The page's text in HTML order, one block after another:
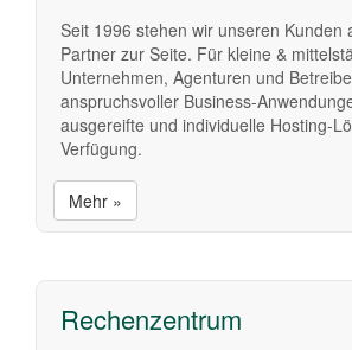
Seit 1996 stehen wir unseren Kunden
Partner zur Seite. Für kleine &
Unternehmen, Agenturen und
anspruchsvoller Business-
ausgereifte und individuelle Hosting-
Verfügung.
Mehr »
Rechenzentrum